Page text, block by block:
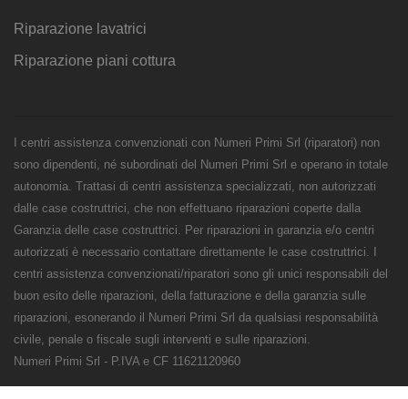
Riparazione lavatrici
Riparazione piani cottura
I centri assistenza convenzionati con Numeri Primi Srl (riparatori) non
sono dipendenti, né subordinati del Numeri Primi Srl e operano in totale
autonomia. Trattasi di centri assistenza specializzati, non autorizzati
dalle case costruttrici, che non effettuano riparazioni coperte dalla
Garanzia delle case costruttrici. Per riparazioni in garanzia e/o centri
autorizzati è necessario contattare direttamente le case costruttrici. I
centri assistenza convenzionati/riparatori sono gli unici responsabili del
buon esito delle riparazioni, della fatturazione e della garanzia sulle
riparazioni, esonerando il Numeri Primi Srl da qualsiasi responsabilità
civile, penale o fiscale sugli interventi e sulle riparazioni.
Numeri Primi Srl - P.IVA e CF 11621120960